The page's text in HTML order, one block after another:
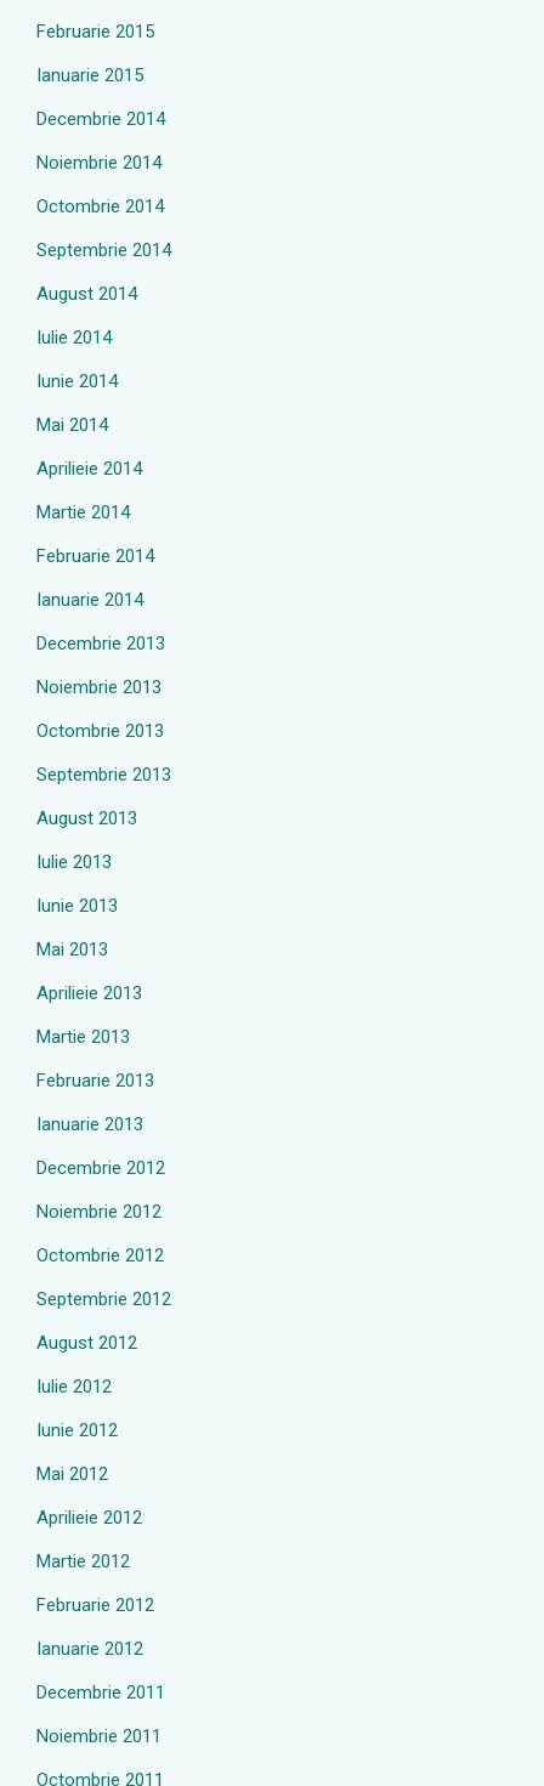
Februarie 2015
Ianuarie 2015
Decembrie 2014
Noiembrie 2014
Octombrie 2014
Septembrie 2014
August 2014
Iulie 2014
Iunie 2014
Mai 2014
Aprilieie 2014
Martie 2014
Februarie 2014
Ianuarie 2014
Decembrie 2013
Noiembrie 2013
Octombrie 2013
Septembrie 2013
August 2013
Iulie 2013
Iunie 2013
Mai 2013
Aprilieie 2013
Martie 2013
Februarie 2013
Ianuarie 2013
Decembrie 2012
Noiembrie 2012
Octombrie 2012
Septembrie 2012
August 2012
Iulie 2012
Iunie 2012
Mai 2012
Aprilieie 2012
Martie 2012
Februarie 2012
Ianuarie 2012
Decembrie 2011
Noiembrie 2011
Octombrie 2011